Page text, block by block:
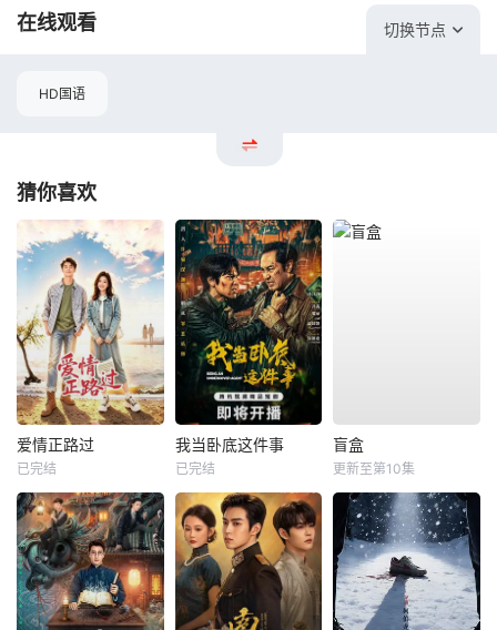
在线观看 切换节点
HD国语
猜你喜欢
爱情正路过
已完结
我当卧底这件事
已完结
盲盒
更新至第10集